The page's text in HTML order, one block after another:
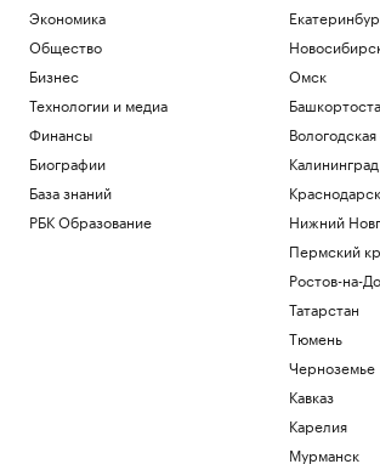
Экономика
Общество
Бизнес
Технологии и медиа
Финансы
Биографии
База знаний
РБК Образование
Омск
Калининград
Нижний
Пермский
Ростов-на-
Татарстан
Тюмень
Черноземье
Кавказ
Карелия
Мурманск